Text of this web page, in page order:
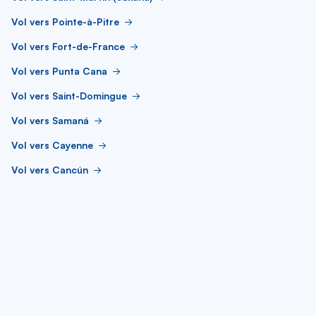
Vol vers Pointe-à-Pitre
Vol vers Fort-de-France
Vol vers Punta Cana
Vol vers Saint-Domingue
Vol vers Samaná
Vol vers Cayenne
Vol vers Cancún